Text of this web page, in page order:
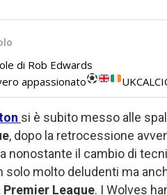
di Rob Edwards
appassionato
si è subito messo alle
, dopo la retrocessione
nonostante il cambio di
solo molto deludenti ma
Premier League. I Wolves